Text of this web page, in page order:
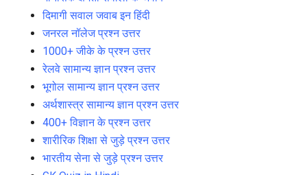
दिमागी सवाल जवाब इन हिंदी
जनरल नॉलेज प्रश्न उत्तर
1000+ जीके के प्रश्न उत्तर
रेलवे सामान्य ज्ञान प्रश्न उत्तर
भूगोल सामान्य ज्ञान प्रश्न उत्तर
अर्थशास्त्र सामान्य ज्ञान प्रश्न उत्तर
400+ विज्ञान के प्रश्न उत्तर
शारीरिक शिक्षा से जुड़े प्रश्न उत्तर
भारतीय सेना से जुड़े प्रश्न उत्तर